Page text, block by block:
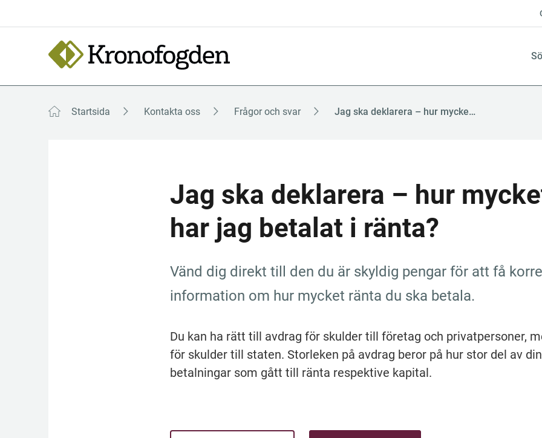
Startsida Kontakta oss Frågor och svar Jag ska deklarera – hur mycket har jag betalat i ränta?
Jag ska deklarera – hur
har jag betalat i ränta?
Vänd dig direkt till den du är skyldig pengar för att få
information om hur mycket ränta du ska betala.
Du kan ha rätt till avdrag för skulder till företag och privatpersoner,
för skulder till staten. Storleken på avdrag beror på hur stor del av
betalningar som gått till ränta respektive kapital.